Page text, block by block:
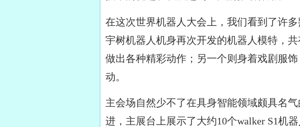
在这次世界机器人大会上，我们看到了许
宇树机器人机身再次开发的机器人模特，
做出各种精彩动作；另一个则身着戏剧服
动。
主会场自然少不了在具身智能领域颇具名
进，主展台上展示了大约10个walker S1机